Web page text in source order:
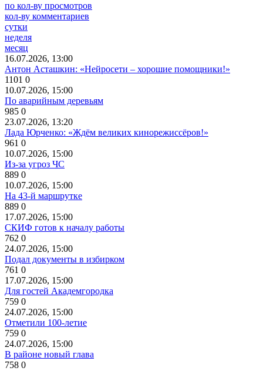
по кол-ву просмотров
кол-ву комментариев
сутки
неделя
месяц
16.07.2026, 13:00
Антон Асташкин: «Нейросети – хорошие помощники!»
1101 0
10.07.2026, 15:00
По аварийным деревьям
985 0
23.07.2026, 13:20
Лада Юрченко: «Ждём великих кинорежиссёров!»
961 0
10.07.2026, 15:00
Из-за угроз ЧС
889 0
10.07.2026, 15:00
На 43-й маршрутке
889 0
17.07.2026, 15:00
СКИФ готов к началу работы
762 0
24.07.2026, 15:00
Подал документы в избирком
761 0
17.07.2026, 15:00
Для гостей Академгородка
759 0
24.07.2026, 15:00
Отметили 100-летие
759 0
24.07.2026, 15:00
В районе новый глава
758 0